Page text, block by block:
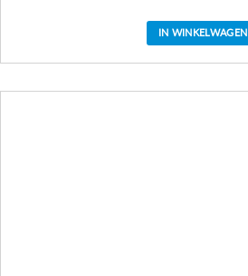
IN WINKELWAGEN